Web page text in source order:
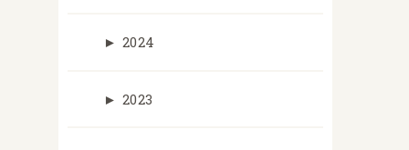
► 2024
► 2023